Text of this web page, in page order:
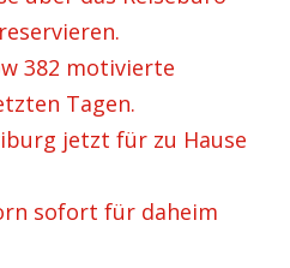
382 motivierte
Tagen.
jetzt für zu Hause
sofort für daheim